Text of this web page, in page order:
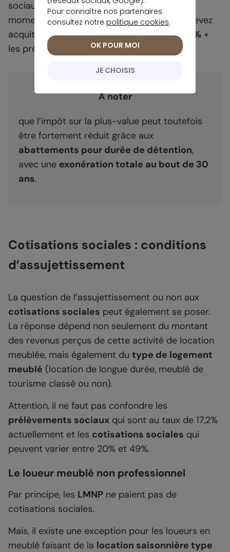
sociaux sur les revenus non taxés. Mais au
moment de la cession de votre bien, vous devez
acquitter lataxe sur les plus-values de 19% +
les prélèvements sociaux.
À noter
que l’impôt sur la plus-value peut toutefois
être fortement réduit grâce aux
abattements pour durée de détention,
avec une exonération totale au bout de 30
ans.
Cotisations sociales : conditions
d’assujettissement
La question de l’assujettissement ou non aux
cotisations sociales peut également se poser.
La réponse dépend non seulement du montant
des revenus perçus de cette activité de location
meublée, mais également du type de logement
meublé (location de longue durée, meublé de
tourisme classé ou non).
Attention, il ne faut pas confondre les
prélèvements sociaux qui sont au taux de 17,2%
actuellement et les cotisations sociales qui
peuvent varier entre 20% et 49%.
Le loueur meublé non professionnel
Par principe, les LMNP ne paient pas de
cotisations sociales.
Mais, il existe une exception pour les loueurs en
meublé faisant de la location saisonnière type
Pour connaître nos partenaires
consultez notre politique cookies.
JE CHOISIS
OK POUR MOI